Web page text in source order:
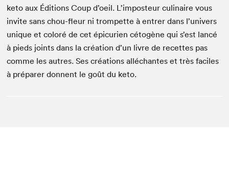
keto aux Éditions Coup d’oeil. L’imposteur culinaire vous
invite sans chou-fleur ni trompette à entrer dans l’univers
unique et coloré de cet épicurien cétogène qui s’est lancé
à pieds joints dans la création d’un livre de recettes pas
comme les autres. Ses créations alléchantes et très faciles
à préparer donnent le goût du keto.